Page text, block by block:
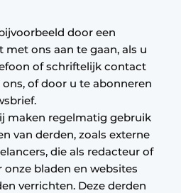
door een
met ons aan te gaan, als u
of schriftelijk contact
of door u te abonneren
maken regelmatig gebruik
van derden, zoals externe
die als redacteur of
bladen en websites
verrichten. Deze derden